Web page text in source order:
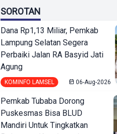
SOROTAN
Dana Rp1,13 Miliar, Pemkab
Lampung Selatan Segera
Perbaiki Jalan RA Basyid Jati
Agung
KOMINFO LAMSEL 06-Aug-2026
Pemkab Tubaba Dorong
Puskesmas Bisa BLUD
Mandiri Untuk Tingkatkan